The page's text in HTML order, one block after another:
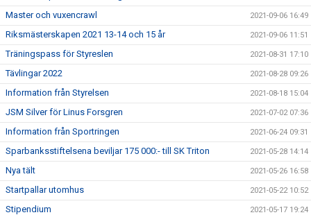
Master och vuxencrawl 2021-09-06 16:49
Riksmästerskapen 2021 13-14 och 15 år 2021-09-06 11:51
Träningspass för Styreslen 2021-08-31 17:10
Tävlingar 2022 2021-08-28 09:26
Information från Styrelsen 2021-08-18 15:04
JSM Silver för Linus Forsgren 2021-07-02 07:36
Information från Sportringen 2021-06-24 09:31
Sparbanksstiftelsena beviljar 175 000:- till SK Triton 2021-05-28 14:14
Nya tält 2021-05-26 16:58
Startpallar utomhus 2021-05-22 10:52
Stipendium 2021-05-17 19:24